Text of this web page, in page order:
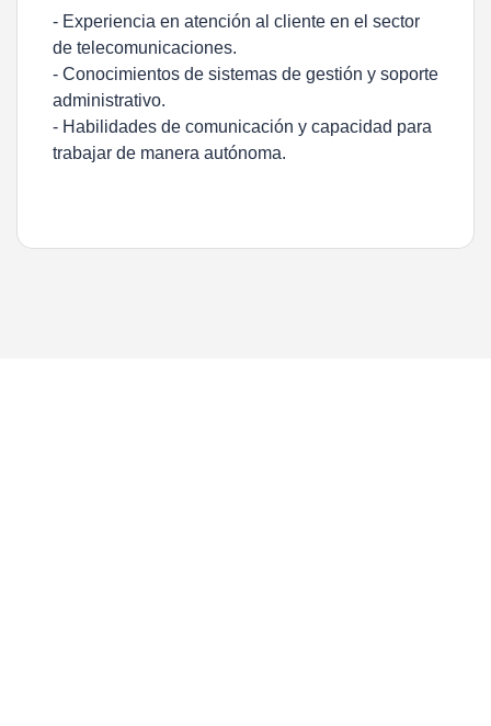
- Experiencia en atención al cliente en el sector
de telecomunicaciones.
- Conocimientos de sistemas de gestión y soporte
administrativo.
- Habilidades de comunicación y capacidad para
trabajar de manera autónoma.